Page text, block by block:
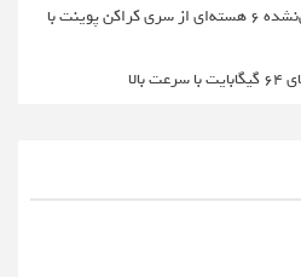
پردازنده معرفی‌نشده 6 هسته‌ای از سری کراکن پوینت با